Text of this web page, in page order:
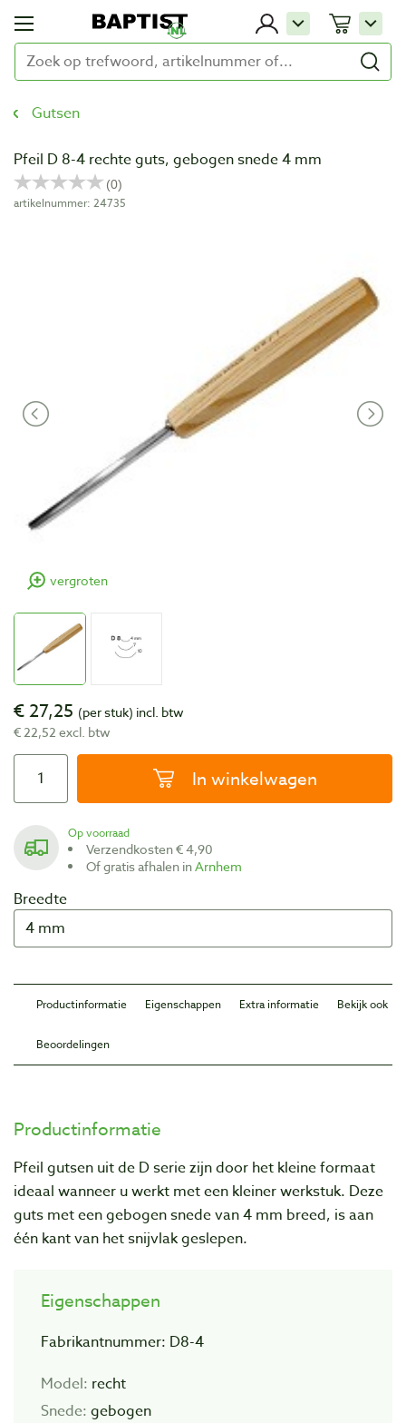
Gutsen
Pfeil D 8-4 rechte guts, gebogen snede 4 mm
artikelnummer: 24735
vergroten
€ 27,25 (per stuk) incl. btw
€ 22,52 excl. btw
In winkelwagen
Op voorraad
Verzendkosten € 4,90
Of gratis afhalen inArnhem
Breedte
Productinformatie Eigenschappen Extra informatie Bekijk ook
Beoordelingen
Productinformatie
Pfeil gutsen uit de D serie zijn door het kleine formaat
ideaal wanneer u werkt met een kleiner werkstuk. Deze
guts met een gebogen snede van 4 mm breed, is aan
één kant van het snijvlak geslepen.
Eigenschappen
Fabrikantnummer: D8-4
Model: recht
Snede: gebogen